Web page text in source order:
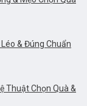
& Đúng Chuẩn
Thuật Chọn Quà &